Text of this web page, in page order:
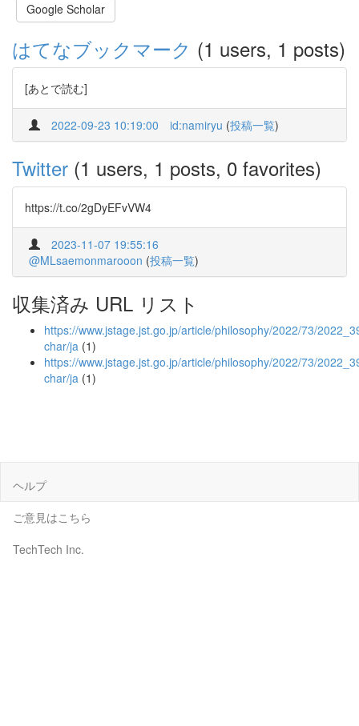
Google Scholar
はてなブックマーク (1 users, 1 posts)
[あとで読む]
2022-09-23 10:19:00 id:namiryu (投稿一覧)
Twitter (1 users, 1 posts, 0 favorites)
https://t.co/2gDyEFvVW4
2023-11-07 19:55:16
@MLsaemonmarooon (投稿一覧)
収集済み URL リスト
https://www.jstage.jst.go.jp/article/philosophy/2022/73/
char/ja (1)
https://www.jstage.jst.go.jp/article/philosophy/2022/73/
char/ja (1)
ヘルプ
ご意見はこちら
TechTech Inc.